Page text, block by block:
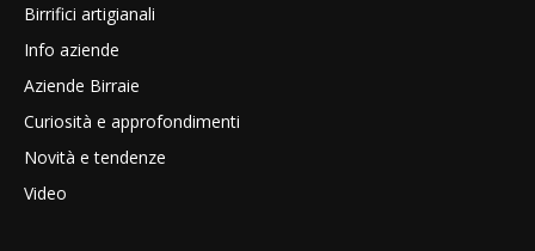
Birrifici artigianali
Info aziende
Aziende Birraie
Curiosità e approfondimenti
Novità e tendenze
Video